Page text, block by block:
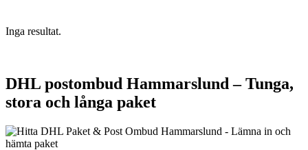
Inga resultat.
DHL postombud Hammarslund – Tunga,
stora och långa paket